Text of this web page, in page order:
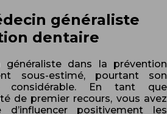
généraliste
dentaire
dans la prévention
sous-estimé, pourtant son
En tant que
de premier recours, vous avez
d’influencer positivement les